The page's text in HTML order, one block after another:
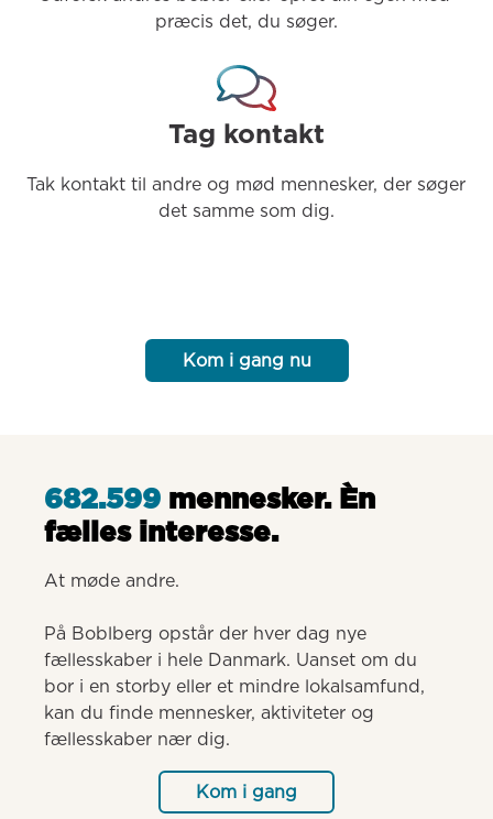
præcis det, du søger.
Tag kontakt
Tak kontakt til andre og mød mennesker, der søger
det samme som dig.
Kom i gang nu
682.599 mennesker. Èn
fælles interesse.
At møde andre.
På Boblberg opstår der hver dag nye
fællesskaber i hele Danmark. Uanset om du
bor i en storby eller et mindre lokalsamfund,
kan du finde mennesker, aktiviteter og
fællesskaber nær dig.
Kom i gang